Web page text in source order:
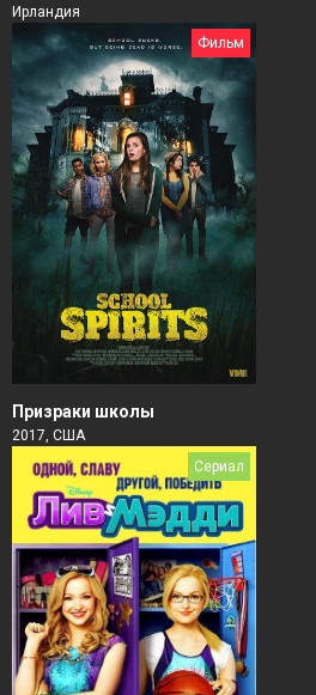
Ирландия
Фильм
Призраки школы
2017, США
Сериал